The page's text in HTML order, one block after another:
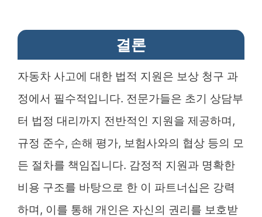
결론
자동차 사고에 대한 법적 지원은 보상 청구 과
정에서 필수적입니다. 전문가들은 초기 상담부
터 법정 대리까지 전반적인 지원을 제공하며,
규정 준수, 손해 평가, 보험사와의 협상 등의 모
든 절차를 책임집니다. 감정적 지원과 명확한
비용 구조를 바탕으로 한 이 파트너십은 강력
하며, 이를 통해 개인은 자신의 권리를 보호받